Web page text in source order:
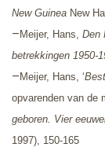
New Guinea New
– Meijer, Hans, Den
betrekkingen 1950-
– Meijer, Hans, ‘
opvarenden van de
geboren. Vier
1997), 150-165